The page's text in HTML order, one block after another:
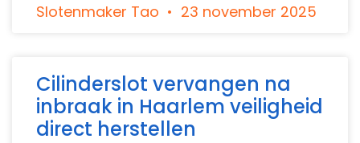
Slotenmaker Tao 23 november 2025
Cilinderslot vervangen na
inbraak in Haarlem veiligheid
direct herstellen